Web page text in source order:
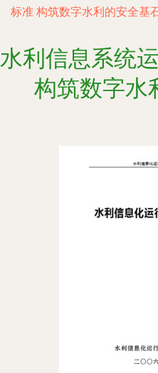
标准 构筑数字水利的安全基
水利信息系统
构筑数字水